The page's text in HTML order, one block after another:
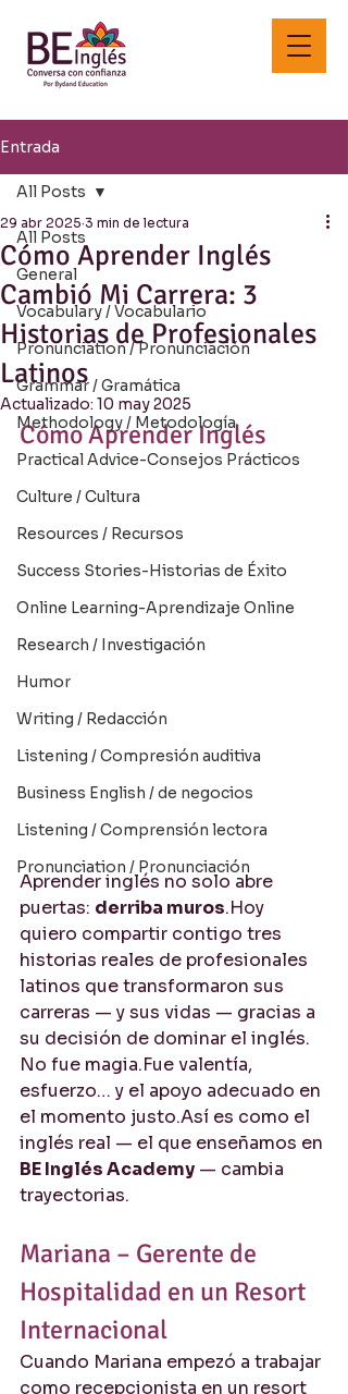
Entrada
All Posts
General
Vocabulary / Vocabulario
Pronunciation / Pronunciación
Grammar / Gramática
Methodology / Metodología
Practical Advice-Consejos Prácticos
Culture / Cultura
Resources / Recursos
Success Stories-Historias de Éxito
Online Learning-Aprendizaje Online
Research / Investigación
Humor
Writing / Redacción
Listening / Compresión auditiva
Business English / de negocios
Listening / Comprensión lectora
Pronunciation / Pronunciación
All Posts
Cómo Aprender Inglés
Cambió Mi Carrera: 3
Historias de Profesionales
Latinos
29 abr 2025 3 min de lectura
Actualizado: 10 may 2025
Cómo Aprender Inglés
Aprender inglés no solo abre
puertas: derriba muros.Hoy
quiero compartir contigo tres
historias reales de profesionales
latinos que transformaron sus
carreras — y sus vidas — gracias a
su decisión de dominar el inglés.
No fue magia.Fue valentía,
esfuerzo… y el apoyo adecuado en
el momento justo.Así es como el
inglés real — el que enseñamos en
BE Inglés Academy — cambia
trayectorias.
Mariana – Gerente de
Hospitalidad en un Resort
Internacional
Cuando Mariana empezó a trabajar
como recepcionista en un resort